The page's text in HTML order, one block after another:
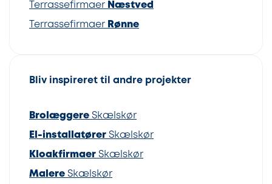
Terrassefirmaer Næstved
Terrassefirmaer Rønne
Bliv inspireret til andre projekter
Brolæggere Skælskør
El-installatører Skælskør
Kloakfirmaer Skælskør
Malere Skælskør